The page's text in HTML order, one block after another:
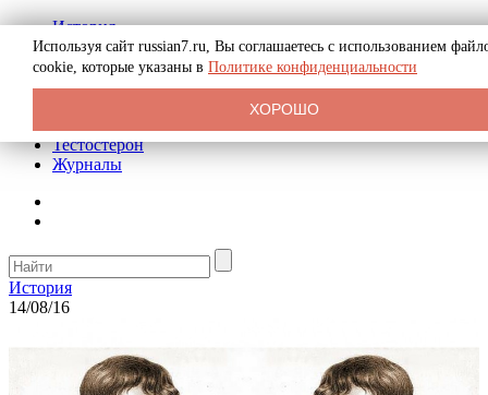
История
Биография
Криминал
Реклама на сайте
Тестостерон
Журналы
История
14/08/16
Используя сайт russian7.ru, Вы соглашаетесь с использованием
cookie, которые указаны в Политике конфиденциальности
ХОРОШО